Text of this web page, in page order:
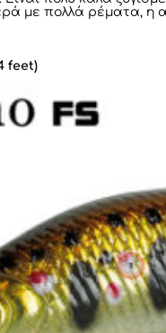
με πολλά ρέματα, η
feet)